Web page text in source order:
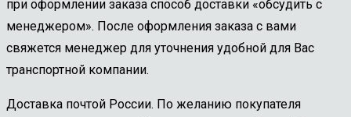
при оформлении заказа способ доставки «обсудить с
менеджером». После оформления заказа с вами
свяжется менеджер для уточнения удобной для Вас
транспортной компании.
Доставка почтой России. По желанию покупателя